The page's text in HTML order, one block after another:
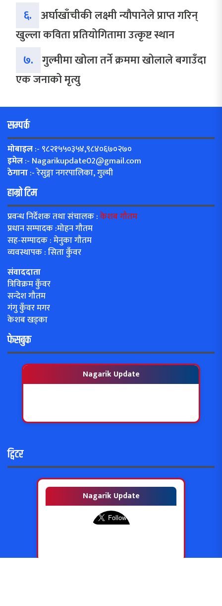
६. अर्घाखाँचीकी लक्ष्मी न्यौपानेले प्राप्त गरिन्
खुल्ला कविता प्रतियोगितामा उत्कृष्ट स्थान
७. गुल्मीमा खोला तर्ने क्रममा खोलाले बगाउँदा
एक जनाको मृत्यु
सम्पर्क
मोबाइल:- ९८२१५५०३५४,९८४०६७०२७०
इमेल:- Nagarikupdate02@gmail.com
ठेगाना:- रेसुङ्गा नगरपालिका, गुल्मी
हाम्रो टिम
प्रवन्ध निर्देशक तथा संचालक :केशब गौतम
प्रधान सम्पादक :मोहन गौतम
सह-सम्पादक : मेनुका गौतम
व्यवस्थापक : सिता कुँवर
संवाददाता
त्रिविक्रम कुँवर
सन्देश गौतम
गंगु कुँवर मगर
केशब खड्का
फेसबुक
Nagarik Update
ट्विटर
Nagarik Update